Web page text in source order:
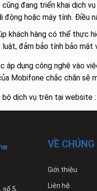
đang triển khai dịch
động hoặc máy tính. Điều
khách hàng có thể thực
đảm bảo tính bảo mật
áp dụng công nghệ vào
Mobifone chắc chắn
bộ dịch vụ trên tại website
số 5,
VỀ CHÚNG
Giới thiệu
Liên hệ